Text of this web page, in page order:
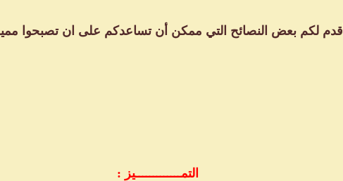
أقدم لكم بعض النصائح التي ممكن أن تساعدكم على ان تصبحوا
التمـــــــــــــيز :